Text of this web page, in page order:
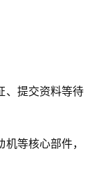
、提交资料等待
等核心部件，